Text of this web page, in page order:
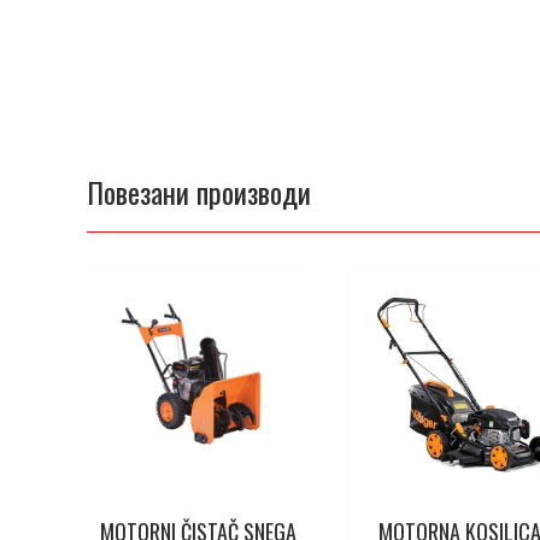
Повезани производи
MOTORNI ČISTAČ SNEGA MOTORNA KOSILICA